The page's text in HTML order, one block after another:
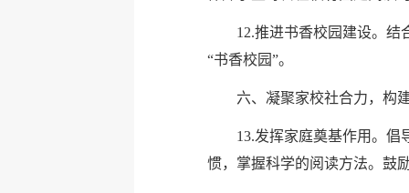
12.推进书香校园建设。结
“书香校园”。
六、凝聚家校社合力，构
13.发挥家庭奠基作用。
惯，掌握科学的阅读方法。鼓